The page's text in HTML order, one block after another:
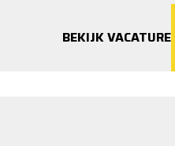
BEKIJK VACATURE